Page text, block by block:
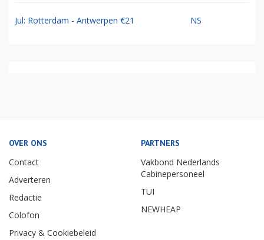
Jul: Rotterdam - Antwerpen €21 NS
OVER ONS
Contact
Adverteren
Redactie
Colofon
Privacy & Cookiebeleid
PARTNERS
Vakbond Nederlands
Cabinepersoneel
TUI
NEWHEAP